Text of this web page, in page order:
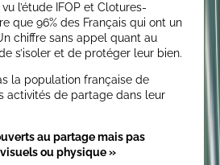
l’étude IFOP et Clotures-
que 96% des Français qui ont un
chiffre sans appel quant au
s’isoler et de protéger leur bien.
la population française de
activités de partage dans leur
au partage mais pas
ou physique »